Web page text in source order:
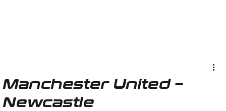
Manchester United –
Newcastle